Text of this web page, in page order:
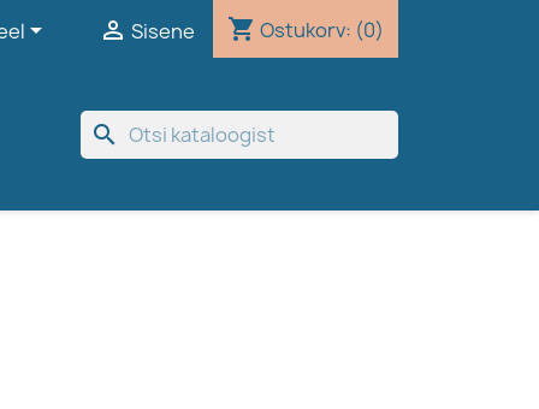
  Sisene shopping_cart Ostukorv: (0)
search